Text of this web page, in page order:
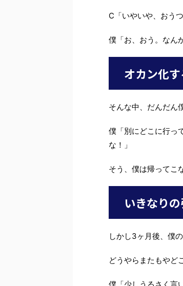
C「いやいや、おう
僕「お、おう。なん
オカン化
そんな中、だんだん
僕「別にどこに行っ
な！」
そう、僕は帰ってこ
いきなり
しかし3ヶ月後、僕
どうやらまたもやど